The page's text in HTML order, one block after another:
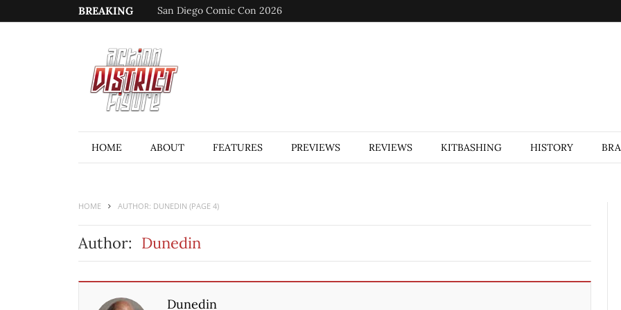
BREAKING San Diego Comic Con 2026
HOME ABOUT FEATURES PREVIEWS REVIEWS KITBASHING HISTORY
HOME AUTHOR: DUNEDIN (PAGE 4)
Author: Dunedin
Dunedin